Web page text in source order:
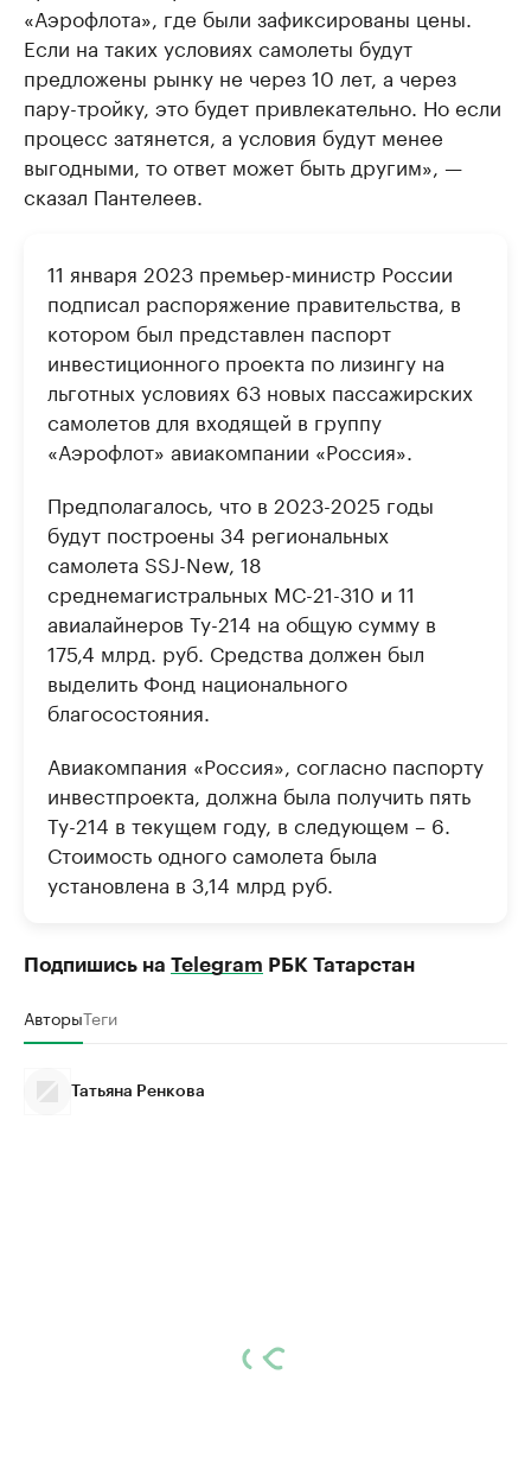
«Аэрофлота», где были зафиксированы цены.
Если на таких условиях самолеты будут
предложены рынку не через 10 лет, а через
пару-тройку, это будет привлекательно. Но если
процесс затянется, а условия будут менее
выгодными, то ответ может быть другим», —
сказал Пантелеев.
11 января 2023 премьер-министр России
подписал распоряжение правительства, в
котором был представлен паспорт
инвестиционного проекта по лизингу на
льготных условиях 63 новых пассажирских
самолетов для входящей в группу
«Аэрофлот» авиакомпании «Россия».
Предполагалось, что в 2023-2025 годы
будут построены 34 региональных
самолета SSJ-New, 18
среднемагистральных МС-21-310 и 11
авиалайнеров Ту-214 на общую сумму в
175,4 млрд. руб. Средства должен был
выделить Фонд национального
благосостояния.
Авиакомпания «Россия», согласно паспорту
инвестпроекта, должна была получить пять
Ту-214 в текущем году, в следующем – 6.
Стоимость одного самолета была
установлена в 3,14 млрд руб.
Подпишись на Telegram РБК Татарстан
АвторыТеги
Татьяна Ренкова